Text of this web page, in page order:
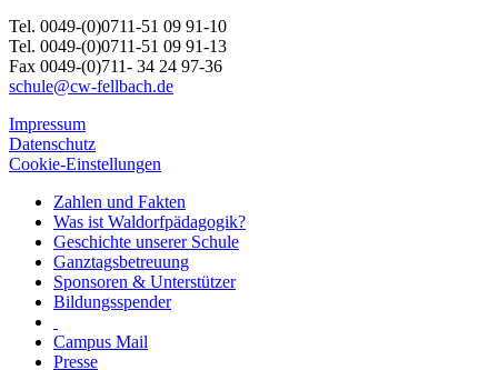
Tel. 0049-(0)0711-51 09 91-10
Tel. 0049-(0)0711-51 09 91-13
Fax 0049-(0)711- 34 24 97-36
schule@cw-fellbach.de
Impressum
Datenschutz
Cookie-Einstellungen
Zahlen und Fakten
Was ist Waldorfpädagogik?
Geschichte unserer Schule
Ganztagsbetreuung
Sponsoren & Unterstützer
Bildungsspender
Campus Mail
Presse